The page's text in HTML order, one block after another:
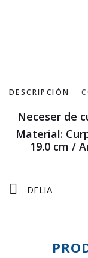
DESCRIPCIÓN
Neceser de
Material:
19.0 cm /
DELIA